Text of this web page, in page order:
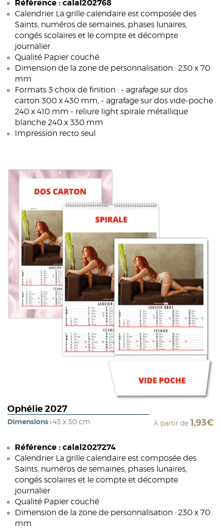
Référence : calal202768
Calendrier La grille calendaire est composée des
Saints, numéros de semaines, phases lunaires,
congés scolaires et le compte et décompte
journalier
Qualité Papier couché
Dimension de la zone de personnalisation : 230 x 70
mm
Formats 3 choix de finition : - agrafage sur dos
carton 300 x 430 mm, - agrafage sur dos vide-poche
240 x 410 mm - reliure light spirale métallique
blanche 240 x 330 mm
Impression recto seul
Ophélie 2027
Dimensions : 43 x 30 cm À partir de 1,93€
Référence : calal2027274
Calendrier La grille calendaire est composée des
Saints, numéros de semaines, phases lunaires,
congés scolaires et le compte et décompte
journalier
Qualité Papier couché
Dimension de la zone de personnalisation : 230 x 70
mm